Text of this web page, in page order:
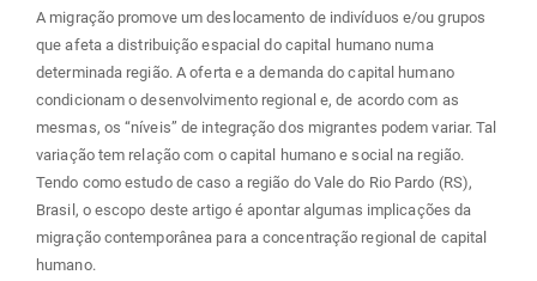
A migração promove um deslocamento de indivíduos e/ou grupos
que afeta a distribuição espacial do capital humano numa
determinada região. A oferta e a demanda do capital humano
condicionam o desenvolvimento regional e, de acordo com as
mesmas, os “níveis” de integração dos migrantes podem variar. Tal
variação tem relação com o capital humano e social na região.
Tendo como estudo de caso a região do Vale do Rio Pardo (RS),
Brasil, o escopo deste artigo é apontar algumas implicações da
migração contemporânea para a concentração regional de capital
humano.